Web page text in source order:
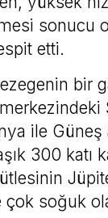
sonucu
etti.
bir
ile Güneş
300 katı
çok soğuk